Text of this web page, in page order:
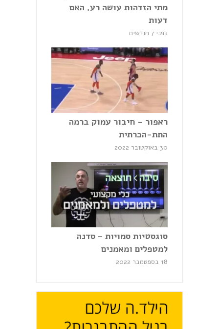
מתי הזדהות עושה רע, האם
דעות
לפני 7 חודשים
ראפור – חיבור עמוק ברמה
התת-הכרתית
30 באוקטובר 2022
סוגסטיות סמויות – סדנה
למטפלים ומאמנים
18 בספטמבר 2022